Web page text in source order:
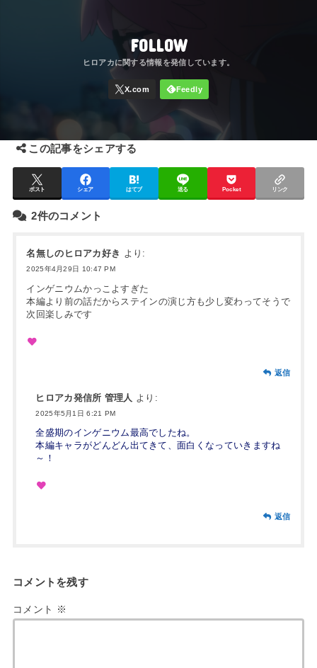
FOLLOW
この記事をシェアする
ポスト シェア はてブ 送る Pocket リンク
2件のコメント
名無しのヒロアカ好き より:
2025年4月29日 10:47 PM
インゲニウムかっこよすぎた
本編より前の話だからステインの演じ方も少し変わってそうで
次回楽しみです
返信
ヒロアカ発信所 管理人 より:
2025年5月1日 6:21 PM
全盛期のインゲニウム最高でしたね。
本編キャラがどんどん出てきて、面白くなっていきますね
～！
返信
コメントを残す
コメント ※